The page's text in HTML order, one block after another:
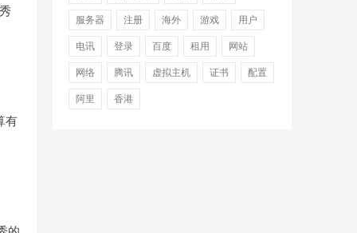
有
服务器 注册 海外 游戏 用户
电讯 登录 百度 租用 网站
网络 腾讯 虚拟主机 证书 配置
阿里 香港